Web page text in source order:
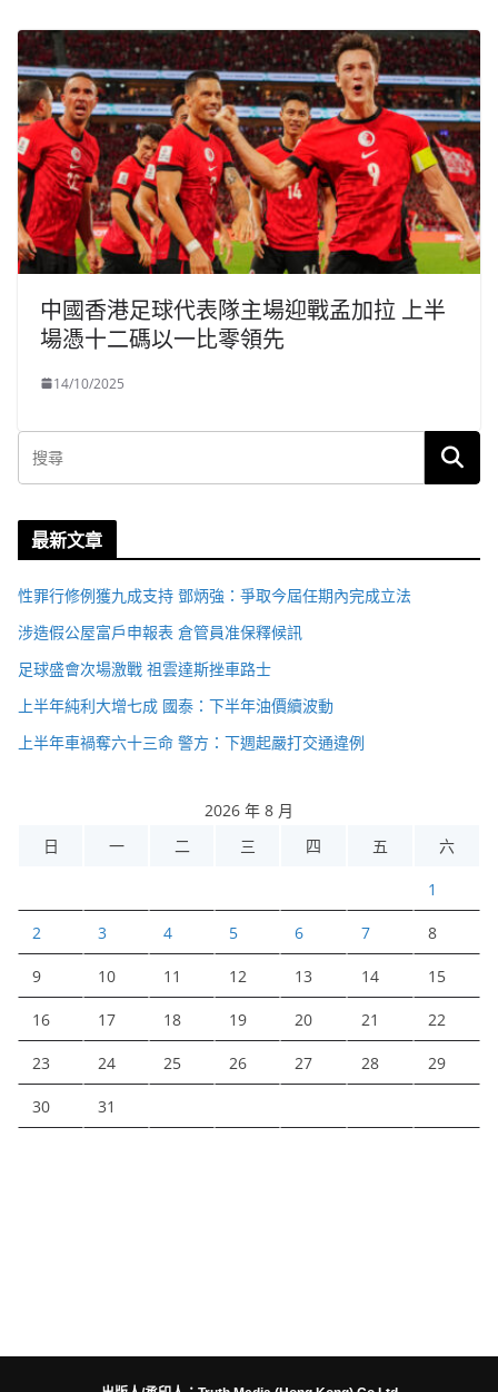
中國香港足球代表隊主場迎戰孟加拉 上半
場憑十二碼以一比零領先
14/10/2025
最新文章
性罪行修例獲九成支持 鄧炳強：爭取今屆任期內完成立法
涉造假公屋富戶申報表 倉管員准保釋候訊
足球盛會次場激戰 祖雲達斯挫車路士
上半年純利大增七成 國泰：下半年油價續波動
上半年車禍奪六十三命 警方：下週起嚴打交通違例
2026 年 8 月
日
一 二 三 四 五 六
1
2 3 4 5 6 7 8
9 10 11 12 13 14 15
16 17 18 19 20 21 22
23 24 25 26 27 28 29
30 31